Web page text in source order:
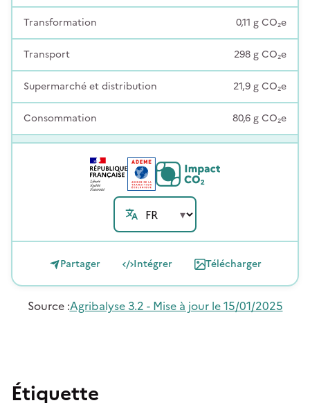
Transformation 0,11 gCO₂e
Transport 298gCO₂e
Supermarché et distribution 21,9gCO₂e
Consommation 80,6gCO₂e
Partager Intégrer Télécharger
Source:Agribalyse 3.2 - Mise à jour le 15/01/2025
Étiquette